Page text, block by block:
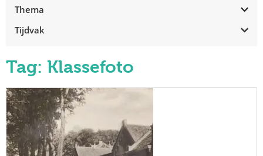
Thema
Tijdvak
Tag: Klassefoto